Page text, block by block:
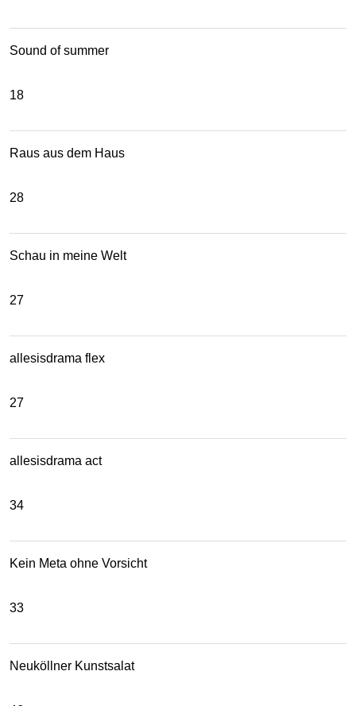
Sound of summer
18
Raus aus dem Haus
28
Schau in meine Welt
27
allesisdrama flex
27
allesisdrama act
34
Kein Meta ohne Vorsicht
33
Neuköllner Kunstsalat